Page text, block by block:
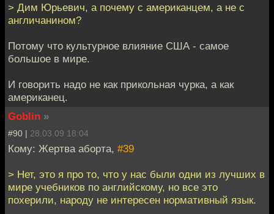
> Дим Юрьевич, а почему с американцем, а не с
англичанином?
Потому что культурное влияние США - самое
большое в мире.
И говорить надо не как прикольная чурка, а как
американец.
Goblin »
#90 | 28.03.09 18:04
Кому: Жертва аборта, #39
> Нет, это я про то, что у нас были одни из лучших в
мире учебников по английскому, но все это
похерили, народу не интересен нормативный язык.